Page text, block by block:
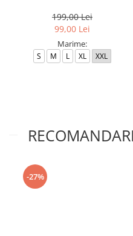
199,00 Lei
99,00 Lei
Marime:
S M L XL XXL
-27%